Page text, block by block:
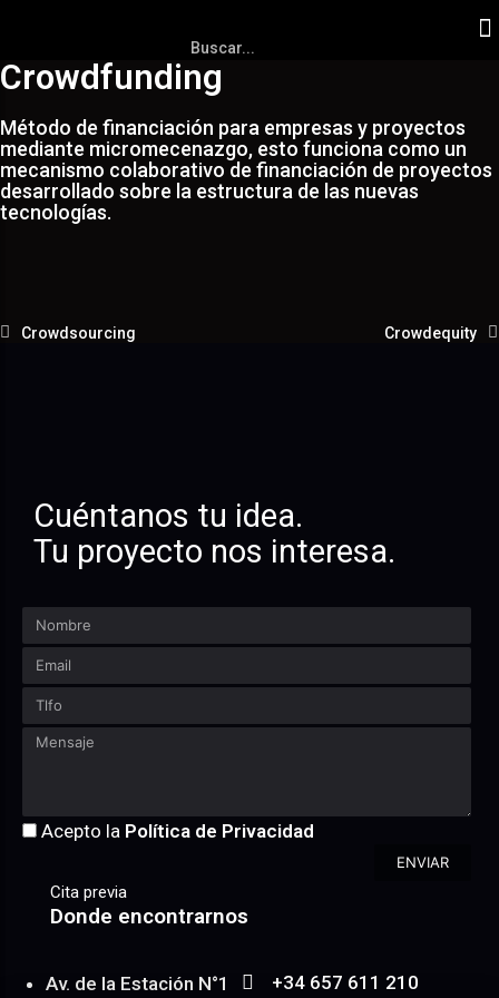
Crowdfunding
Método de financiación para empresas y proyectos
mediante micromecenazgo, esto funciona como un
mecanismo colaborativo de financiación de proyectos
desarrollado sobre la estructura de las nuevas
tecnologías.
Crowdsourcing Crowdequity
Cuéntanos tu idea.
Tu proyecto nos interesa.
Acepto la Política de Privacidad
ENVIAR
Cita previa
Donde encontrarnos
Av. de la Estación N°1 +34 657 611 210